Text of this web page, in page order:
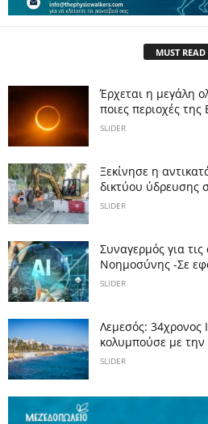
MUST READ
Έρχεται η μεγάλη
ποιες περιοχές
SLIDER
Ξεκίνησε η
δικτύου ύδρευσης
SLIDER
Συναγερμός για
Νοημοσύνης -Σε
SLIDER
Λεμεσός: 34χρονος
κολυμπούσε με την
SLIDER